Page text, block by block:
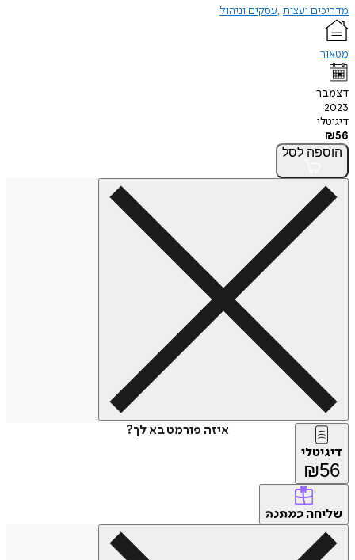
מדריכים ועצות עסקים וניהול
מטאור
דצמבר
2023
דיגיטלי
₪56
הוספה לסל
איזה פורמט בא לך?
דיגיטלי
₪56
שליחה כמתנה